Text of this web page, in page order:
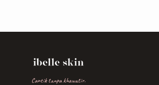
Cantik tanpa khawatir.